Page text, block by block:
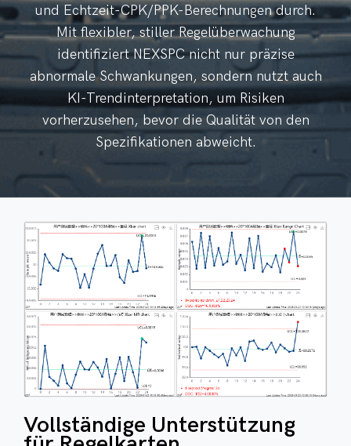
und Echtzeit-CPK/PPK-Berechnungen durch.
Mit flexibler, stiller Regelüberwachung
identifiziert NEXSPC nicht nur präzise
abnormale Schwankungen, sondern nutzt auch
KI-Trendinterpretation, um Risiken
vorherzusehen, bevor die Qualität von den
Spezifikationen abweicht.
Vollständige Unterstützung